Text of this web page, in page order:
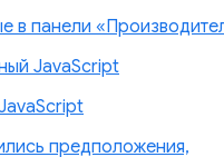
в панели
JavaScript
предположения,